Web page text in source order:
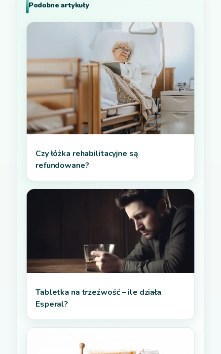
Podobne artykuły
Czy łóżka rehabilitacyjne są
refundowane?
Tabletka na trzeźwość – ile działa
Esperal?